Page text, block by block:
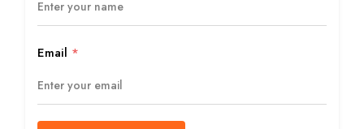
Email *